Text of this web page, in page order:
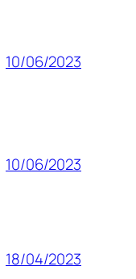
10/06/2023
10/06/2023
18/04/2023